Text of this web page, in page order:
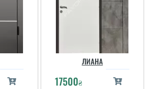
замки
Євген на позитиві і
якісно працюють, доволі
хороші молоді хлопці. ...
ЛИАНА
17500₴